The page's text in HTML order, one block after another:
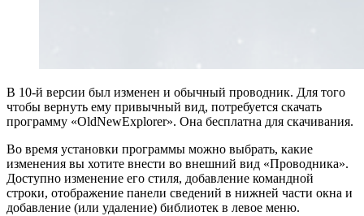
В 10-й версии был изменен и обычный проводник. Для того
чтобы вернуть ему привычный вид, потребуется скачать
программу «OldNewExplorer». Она бесплатна для скачивания.
Во время установки программы можно выбрать, какие
изменения вы хотите внести во внешний вид «Проводника».
Доступно изменение его стиля, добавление командной
строки, отображение панели сведений в нижней части окна и
добавление (или удаление) библиотек в левое меню.